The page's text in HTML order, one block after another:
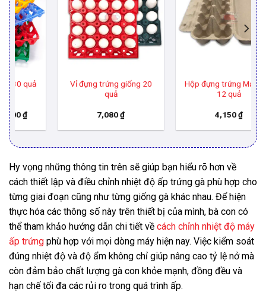
₫
Vỉ đựng trứng giống 20
Hộp đựng trứng Malaysia
Hy vọng những thông tin trên sẽ giúp bạn hiểu rõ hơn về
cách thiết lập và điều chỉnh nhiệt độ ấp trứng gà phù hợp cho
từng giai đoạn cũng như từng giống gà khác nhau. Để hiện
thực hóa các thông số này trên thiết bị của mình, bà con có
thể tham khảo hướng dẫn chi tiết về cách chỉnh nhiệt độ máy
ấp trứng phù hợp với mọi dòng máy hiện nay. Việc kiểm soát
đúng nhiệt độ và độ ẩm không chỉ giúp nâng cao tỷ lệ nở mà
còn đảm bảo chất lượng gà con khỏe mạnh, đồng đều và
hạn chế tối đa các rủi ro trong quá trình ấp.